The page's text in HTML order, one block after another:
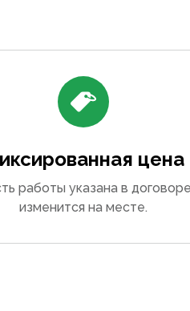
цена
работы указана в
изменится на месте.